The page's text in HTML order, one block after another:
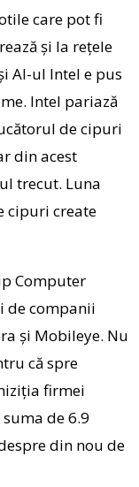
care pot fi
şi la reţele
AI-ul Intel e pus
Intel pariază
de cipuri
din acest
trecut. Luna
cipuri create
Computer
de companii
şi Mobileye. Nu
că spre
firmei
de 6.9
din nou de